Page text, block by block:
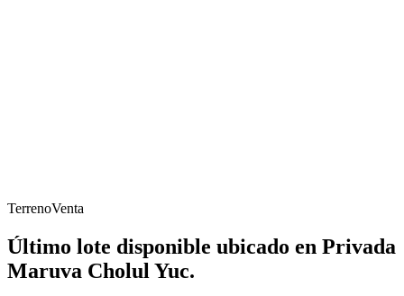
TerrenoVenta
Último lote disponible ubicado en Privada
Maruva Cholul Yuc.